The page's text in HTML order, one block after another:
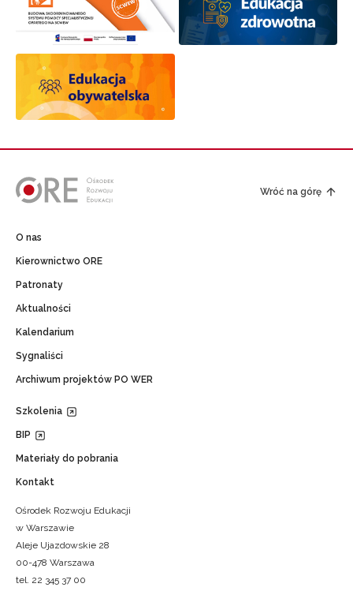
Wróć na górę
O nas
Kierownictwo ORE
Patronaty
Aktualności
Kalendarium
Sygnaliści
Archiwum projektów PO WER
Szkolenia
BIP
Materiały do pobrania
Kontakt
Ośrodek Rozwoju Edukacji
w Warszawie
Aleje Ujazdowskie 28
00-478 Warszawa
tel. 22 345 37 00